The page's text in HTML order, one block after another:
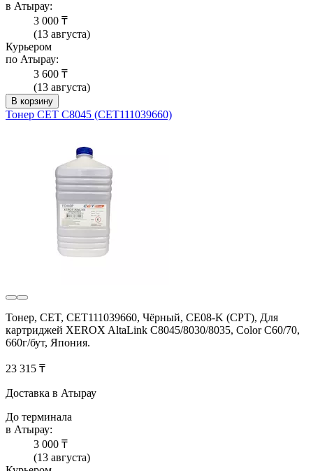
в Атырау:
3 000 ₸
(13 августа)
Курьером
по Атырау:
3 600 ₸
(13 августа)
В корзину
Тонер CET C8045 (CET111039660)
Тонер, CET, CET111039660, Чёрный, CE08-K (CPT), Для
картриджей XEROX AltaLink C8045/8030/8035, Color C60/70,
660г/бут, Япония.
23 315 ₸
Доставка в Атырау
До терминала
в Атырау:
3 000 ₸
(13 августа)